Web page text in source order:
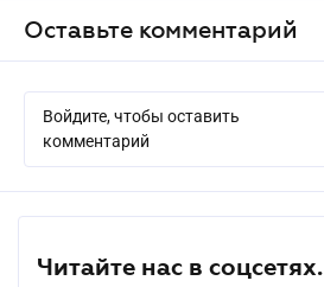
Оставьте комментарий
Войдите, чтобы оставить
комментарий
Читайте нас в соцсетях.